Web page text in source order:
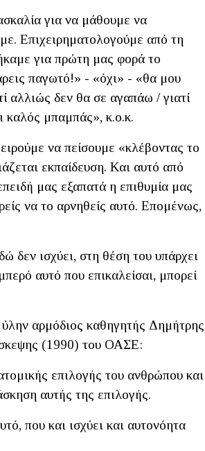
για να μάθουμε να
Επιχειρηματολογούμε από τη
για πρώτη μας φορά το
παγωτό!» - «όχι» - «θα μου
αλλιώς δεν θα σε αγαπάω / γιατί
καλός μπαμπάς», κ.ο.κ.
να πείσουμε «κλέβοντας το
εκπαίδευση. Και αυτό από
μας εξαπατά η επιθυμία μας
να το αρνηθείς αυτό. Επομένως,
δεν ισχύει, στη θέση του υπάρχει
αυτό που επικαλείσαι, μπορεί
αρμόδιος καθηγητής Δημήτρης
(1990) του ΟΑΣΕ:
επιλογής του ανθρώπου και
αυτής της επιλογής.
που και ισχύει και αυτονόητα